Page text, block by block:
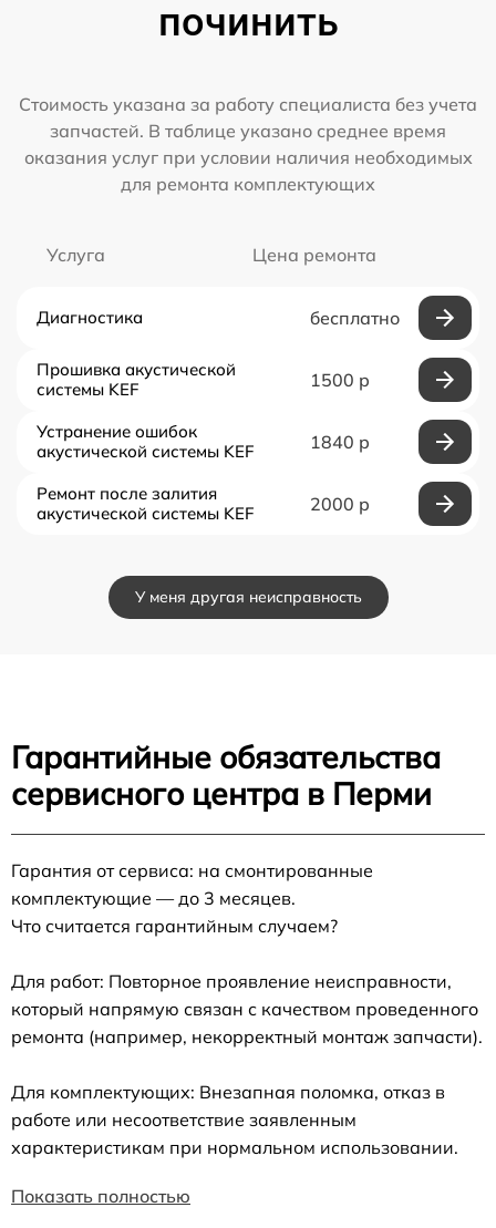
починить
Стоимость указана за работу специалиста без учета
запчастей. В таблице указано среднее время
оказания услуг при условии наличия необходимых
для ремонта комплектующих
Услуга Цена ремонта
Диагностика бесплатно
Прошивка акустической
системы KEF
1500 р
Устранение ошибок
акустической системы KEF
1840 р
Ремонт после залития
акустической системы KEF
2000 р
У меня другая неисправность
Гарантийные обязательства
сервисного центра в Перми
Гарантия от сервиса: на смонтированные
комплектующие — до 3 месяцев.
Что считается гарантийным случаем?
Для работ: Повторное проявление неисправности,
который напрямую связан с качеством проведенного
ремонта (например, некорректный монтаж запчасти).
Для комплектующих: Внезапная поломка, отказ в
работе или несоответствие заявленным
характеристикам при нормальном использовании.
Показать полностью